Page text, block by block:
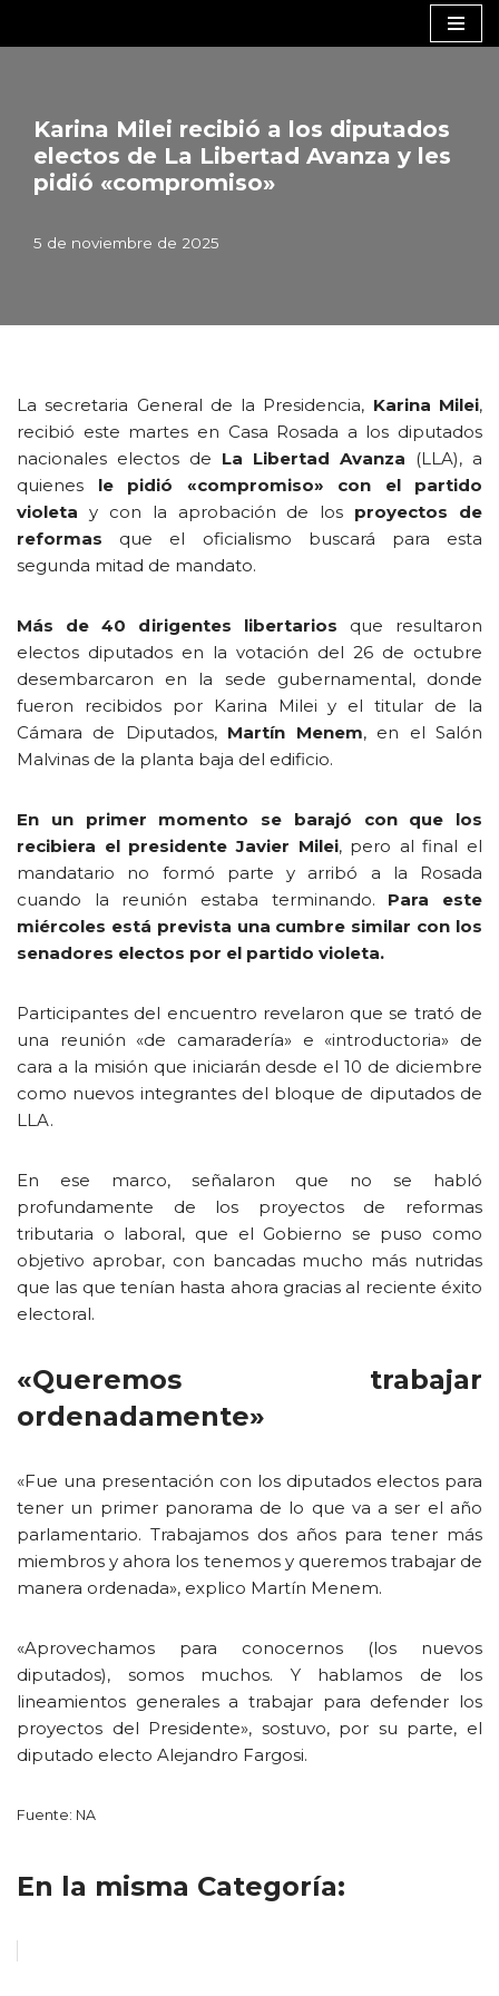
Karina Milei recibió a los diputados
electos de La Libertad Avanza y les
pidió «compromiso»
5 de noviembre de 2025
La secretaria General de la Presidencia, Karina Milei,
recibió este martes en Casa Rosada a los diputados
nacionales electos de La Libertad Avanza
(LLA), a
quienes le pidió «compromiso» con el partido
violeta y con la aprobación de los proyectos de
reformas que el oficialismo buscará para esta
segunda mitad de mandato.
Más de 40 dirigentes libertarios que resultaron
electos diputados en la votación del 26 de octubre
desembarcaron en la sede gubernamental, donde
fueron recibidos por Karina Milei y el titular de la
Cámara de Diputados, Martín Menem, en el Salón
Malvinas de la planta baja del edificio.
En un primer momento se barajó con que los
recibiera el presidente Javier Milei, pero al final el
mandatario no formó parte y arribó a la Rosada
cuando la reunión estaba terminando. Para este
miércoles está prevista una cumbre similar con los
senadores electos por el partido violeta.
Participantes del encuentro revelaron que se trató de
una reunión «de camaradería» e «introductoria» de
cara a la misión que iniciarán desde el 10 de diciembre
como nuevos integrantes del bloque de diputados de
LLA.
En ese marco, señalaron que no se habló
profundamente de los proyectos de reformas
tributaria o laboral, que el Gobierno se puso como
objetivo aprobar, con bancadas mucho más nutridas
que las que tenían hasta ahora gracias al reciente éxito
electoral.
«Queremos trabajar
ordenadamente»
«Fue una presentación con los diputados electos para
tener un primer panorama de lo que va a ser el año
parlamentario. Trabajamos dos años para tener más
miembros y ahora los tenemos y queremos trabajar de
manera ordenada», explico Martín Menem.
«Aprovechamos para conocernos (los nuevos
diputados), somos muchos. Y hablamos de los
lineamientos generales a trabajar para defender los
proyectos del Presidente», sostuvo, por su parte, el
diputado electo Alejandro Fargosi.
Fuente: NA
En la misma Categoría: